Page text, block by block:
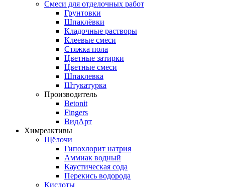
Смеси для отделочных работ
Грунтовки
Шпаклёвки
Кладочные растворы
Клеевые смеси
Стяжка пола
Цветные затирки
Цветные смеси
Шпаклевка
Штукатурка
Производитель
Betonit
Fingers
ВидАрт
Химреактивы
Щёлочи
Гипохлорит натрия
Аммиак водный
Каустическая сода
Перекись водорода
Кислоты